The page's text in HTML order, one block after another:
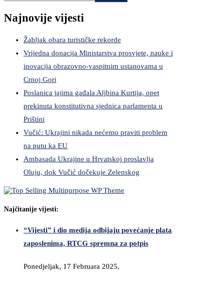
Najnovije vijesti
Žabljak obara turističke rekorde
Vrijedna donacija Ministarstva prosvjete, nauke i
inovacija obrazovno-vaspitnim ustanovama u
Crnoj Gori
Poslanica jajima gađala Aljbina Kurtija, opet
prekinuta konstitutivna sjednica parlamenta u
Prištini
Vučić: Ukrajini nikada nećemo praviti problem
na putu ka EU
Ambasada Ukrajine u Hrvatskoj proslavlja
Oluju, dok Vučić dočekuje Zelenskog
Najčitanije vijesti:
“Vijesti” i dio medija odbijaju povećanje plata
zaposlenima, RTCG spremna za potpis
Ponedjeljak, 17 Februara 2025,